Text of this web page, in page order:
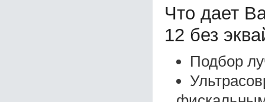
Что дает
12 без
Подбор